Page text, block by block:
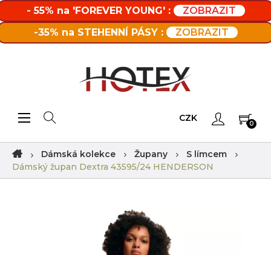
- 55% na 'FOREVER YOUNG' :
ZOBRAZIT
-35% na STEHENNÍ PÁSY :
ZOBRAZIT
Toggle navigation
☰ CZK
0
Dámská kolekce Župany
S límcem
Dámský župan Dextra 43595/24 HENDERSON